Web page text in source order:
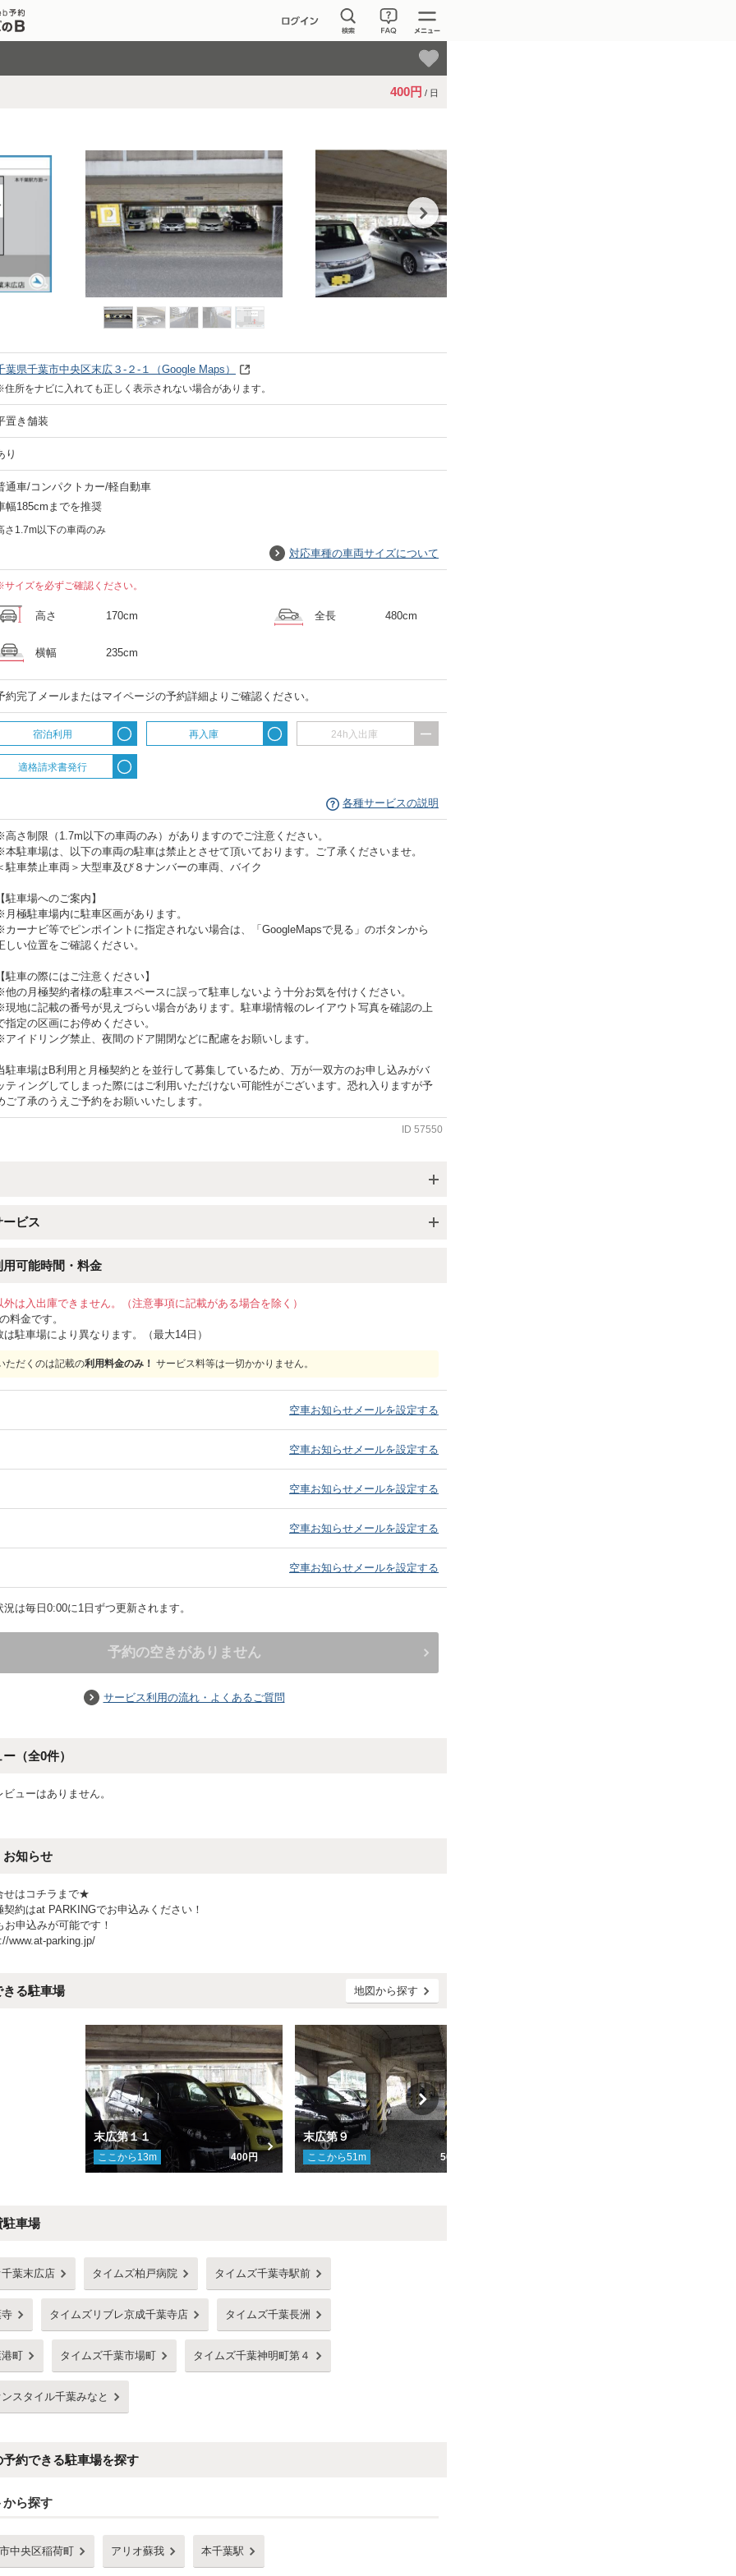
400円 / 日
葉県千葉市中央区末広３-２-１ （Google Maps）
所をナビに入れても正しく表示されない場合があります。
置き舗装
り
通車/コンパクトカー/軽自動車
幅185cmまでを推奨
さ1.7m以下の車両のみ
対応車種の車両サイズについて
イズを必ずご確認ください。
高さ 170cm 全長 480cm
横幅 235cm
約完了メールまたはマイページの予約詳細よりご確認ください。
宿泊利用 再入庫 24h入出庫
適格請求書発行
各種サービスの説明
さ制限（1.7m以下の車両のみ）がありますのでご注意ください。
駐車場は、以下の車両の駐車は禁止とさせて頂いております。ご了承くださいませ。
駐車禁止車両＞大型車及び８ナンバーの車両、バイク
駐車場へのご案内】
極駐車場内に駐車区画があります。
ーナビ等でピンポイントに指定されない場合は、「GoogleMapsで見る」のボタンから
しい位置をご確認ください。
駐車の際にはご注意ください】
の月極契約者様の駐車スペースに誤って駐車しないよう十分お気を付けください。
地に記載の番号が見えづらい場合があります。駐車場情報のレイアウト写真を確認の上
指定の区画にお停めください。
イドリング禁止、夜間のドア開閉などに配慮をお願いします。
駐車場はB利用と月極契約とを並行して募集しているため、万が一双方のお申し込みがバ
ティングしてしまった際にはご利用いただけない可能性がございます。恐れ入りますが予
ご了承のうえご予約をお願いいたします。
ID 57550
ビス
可能時間・料金
は入出庫できません。（注意事項に記載がある場合を除く）
料金です。
駐車場により異なります。（最大14日）
ただくのは記載の利用料金のみ！ サービス料等は一切かかりません。
空車お知らせメールを設定する
空車お知らせメールを設定する
空車お知らせメールを設定する
空車お知らせメールを設定する
空車お知らせメールを設定する
は毎日0:00に1日ずつ更新されます。
予約の空きがありません
サービス利用の流れ・よくあるご質問
ー（全0件）
ューはありません。
お知らせ
はコチラまで★
約はat PARKINGでお申込みください！
申込みが可能です！
www.at-parking.jp/
る駐車場 地図から探す
末広第１１
ここから 13m 400円
末広第９
ここから51m 500円
駐車場
葉末広店 タイムズ柏戸病院 タイムズ千葉寺駅前
タイムズリブレ京成千葉寺店 タイムズ千葉長洲
町 タイムズ千葉市場町 タイムズ千葉神明町第４
スタイル千葉みなと
約できる駐車場を探す
から探す
中央区稲荷町 アリオ蘇我 本千葉駅